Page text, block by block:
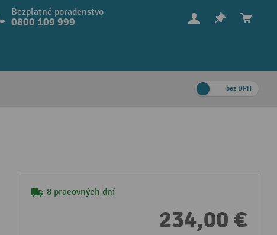
Bezplatné poradenstvo
0800 109 999
bez DPH
8 pracovných dní
234,00 €